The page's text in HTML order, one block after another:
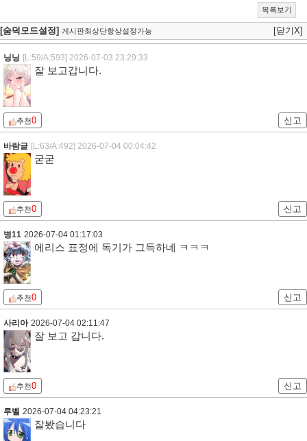
목록보기
[숨덕모드설정] 게시판최상단항상설정가능 [닫기X]
닝닝 [L:59/A:593] 2026-07-03 23:29:33
잘 보고갑니다.
추천0 신고
바람글 [L:63/A:492] 2026-07-04 00:04:42
굳굳
추천0 신고
병11 2026-07-04 01:17:03
에리스 표정에 독기가 그득하네 ㅋㅋㅋ
추천0 신고
사리아 2026-07-04 02:11:47
잘 보고 갑니다.
추천0 신고
루벨 2026-07-04 04:23:21
잘봤습니다